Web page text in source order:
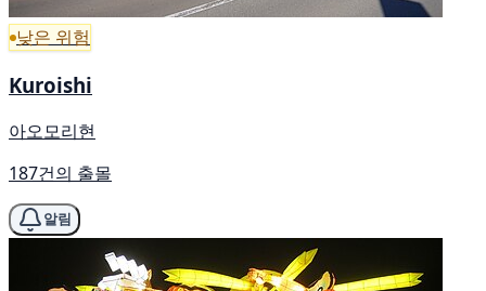
낮은 위험
Kuroishi
아오모리현
187건의 출몰
알림